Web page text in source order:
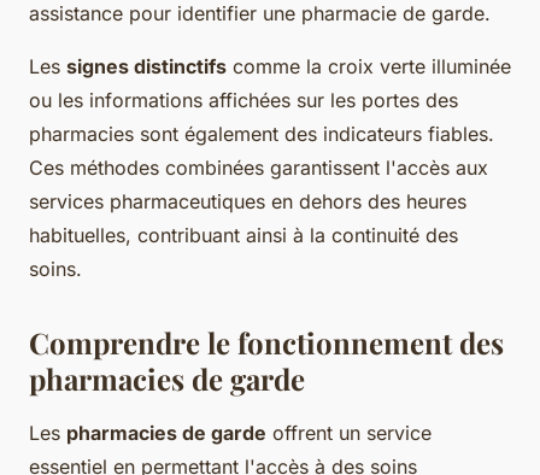
assistance pour identifier une pharmacie de garde.
Les signes distinctifs comme la croix verte illuminée
ou les informations affichées sur les portes des
pharmacies sont également des indicateurs fiables.
Ces méthodes combinées garantissent l'accès aux
services pharmaceutiques en dehors des heures
habituelles, contribuant ainsi à la continuité des
soins.
Comprendre le fonctionnement des
pharmacies de garde
Les pharmacies de garde offrent un service
essentiel en permettant l'accès à des soins